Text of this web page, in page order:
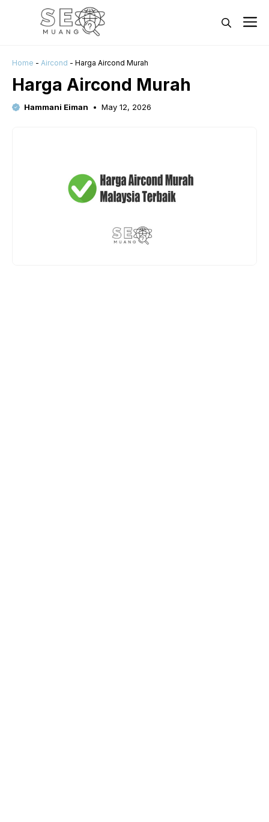
Home - Aircond - Harga Aircond Murah
Harga Aircond Murah
Hammani Eiman May 12, 2026